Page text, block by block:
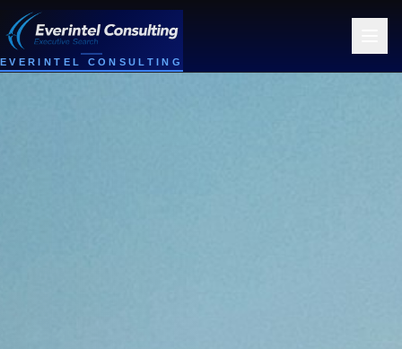
EVERINTEL CONSULTING